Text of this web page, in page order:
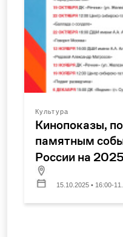
Культура
Кинопоказы,
памятным
России на
15.10.2025 • 16:00-